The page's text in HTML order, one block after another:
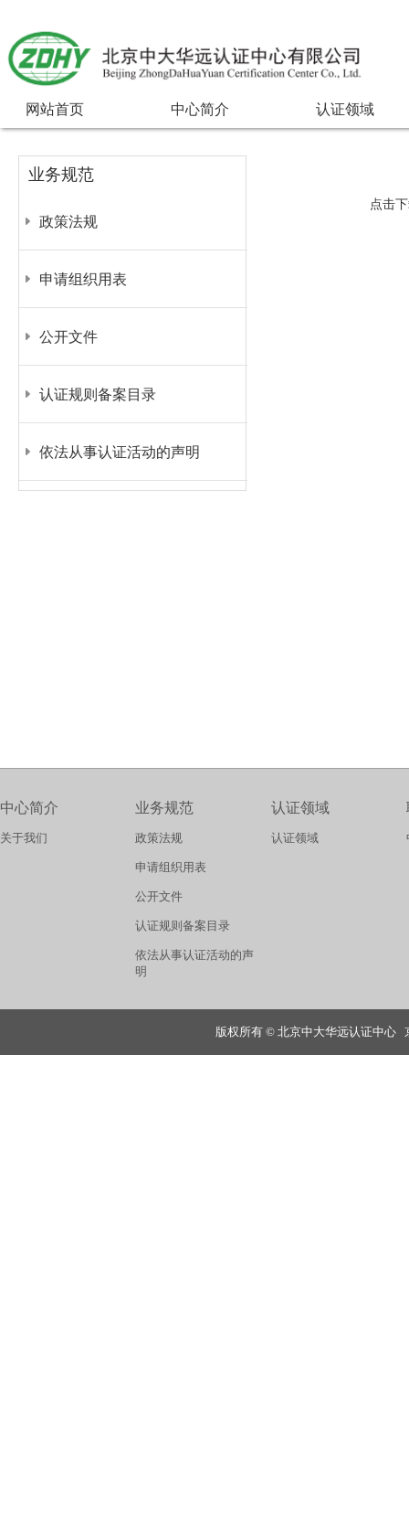
网站首页 中心简介 认证领域
点击
业务规范
政策法规
申请组织用表
公开文件
认证规则备案目录
依法从事认证活动的声明
中心简介
关于我们
业务规范
政策法规
申请组织用表
公开文件
认证规则备案目录
依法从事认证活动的声
明
认证领域
认证领域
版权所有 © 北京中大华远认证中心